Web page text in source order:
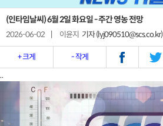
(인타임날씨) 6월 2일 화요일 - 주간 영농 전망
2026-06-02 이윤지 기자 (lyj090510@scs.co.kr)
+ 크게 - 작게
..